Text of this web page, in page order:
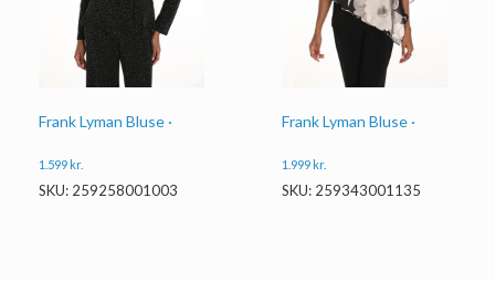
Frank Lyman Bluse ·
1.599 kr.
SKU: 259258001003
Frank Lyman Bluse ·
1.999 kr.
SKU: 259343001135